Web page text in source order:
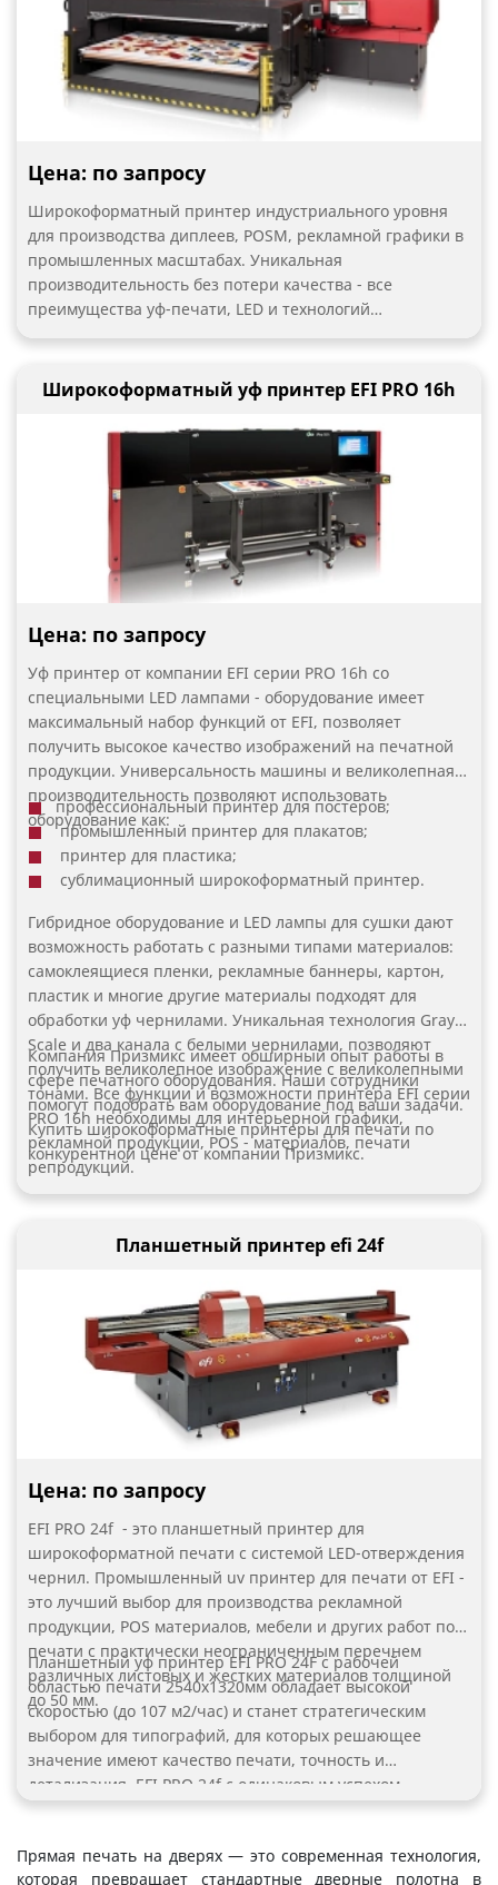
Цена: по запросу
Широкоформатный принтер индустриального уровня
для производства диплеев, POSM, рекламной графики в
промышленных масштабах. Уникальная
производительность без потери качества - все
преимущества уф-печати, LED и технологий
выпускаемой продукции.
Широкоформатный уф принтер EFI PRO 16h
Цена: по запросу
Уф принтер от компании EFI серии PRO 16h со
специальными LED лампами - оборудование имеет
максимальный набор функций от EFI, позволяет
получить высокое качество изображений на печатной
продукции. Универсальность машины и великолепная
производительность позволяют использовать
оборудование как:
профессиональный принтер для постеров;
промышленный принтер для плакатов;
принтер для пластика;
сублимационный широкоформатный принтер.
Гибридное оборудование и LED лампы для сушки дают
возможность работать с разными типами материалов:
самоклеящиеся пленки, рекламные баннеры, картон,
пластик и многие другие материалы подходят для
обработки уф чернилами. Уникальная технология Gray
Scale и два канала с белыми чернилами, позволяют
получить великолепное изображение с великолепными
тонами. Все функции и возможности принтера EFI серии
PRO 16h необходимы для интерьерной графики,
рекламной продукции, POS - материалов, печати
репродукций.
Компания Призмикс имеет обширный опыт работы в
сфере печатного оборудования. Наши сотрудники
помогут подобрать вам оборудование под ваши задачи.
Купить широкоформатные принтеры для печати по
конкурентной цене от компании Призмикс.
Планшетный принтер efi 24f
Цена: по запросу
EFI PRO 24f - это планшетный принтер для
широкоформатной печати с системой LED-отверждения
чернил. Промышленный uv принтер для печати от EFI -
это лучший выбор для производства рекламной
продукции, POS материалов, мебели и других работ по
печати с практически неограниченным перечнем
различных листовых и жестких материалов толщиной
до 50 мм.
Планшетный уф принтер EFI PRO 24F с рабочей
областью печати 2540х1320мм обладает высокой
скоростью (до 107 м2/час) и станет стратегическим
выбором для типографий, для которых решающее
значение имеют качество печати, точность и
детализация. EFI PRO 24f с одинаковым успехом
напечатает визитку с мелким текстом на картоне,
репродукцию известной картины на холсте или фактуру
Прямая печать на дверях — это современная технология,
которая превращает стандартные дверные полотна в